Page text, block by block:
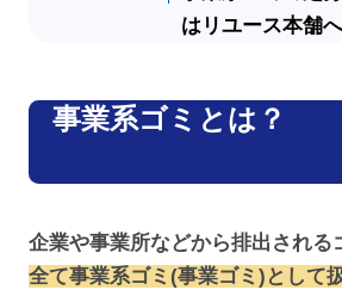
はリユース本舗へ
事業系ゴミとは？
企業や事業所などから排出される
全て事業系ゴミ(事業ゴミ)として